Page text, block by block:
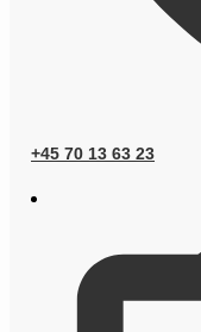
+45 70 13 63 23